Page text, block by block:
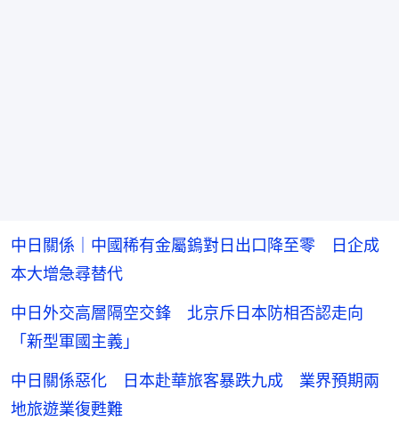
中日關係｜中國稀有金屬鎢對日出口降至零 日企成
本大增急尋替代
中日外交高層隔空交鋒 北京斥日本防相否認走向
「新型軍國主義」
中日關係惡化 日本赴華旅客暴跌九成 業界預期兩
地旅遊業復甦難